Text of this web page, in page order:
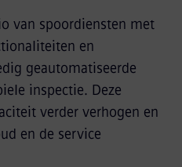
van spoordiensten met
en
geautomatiseerde
inspectie. Deze
verder verhogen en
en de service